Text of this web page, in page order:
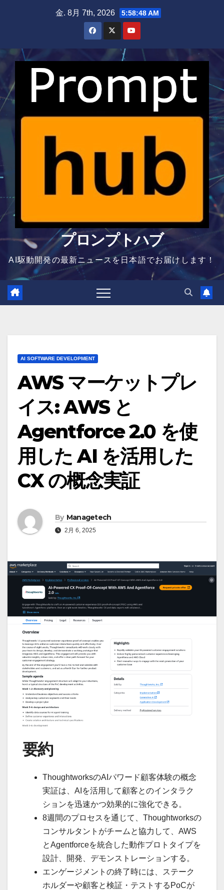
金. 8月 7th, 2026 5:58:49 AM
プロンプトハブ
AI駆動開発の最新ニュースを日本語でお届けします！
AI SOFTWARE DEVELOPMENT
AWS マーケットプレ
イス: AWS と
Agentforce 2.0 を使
用した AI を活用した
CX の概念実証
By Managetech
2月 6, 2025
要約
ThoughtworksのAIパワード顧客体験の概念
実証は、AIを活用して顧客とのインタラク
ションを迅速かつ効果的に強化できる。
8週間のプロセスを通じて、Thoughtworksの
コンサルタントがチームと協力して、AWS
とAgentforceを統合した動作プロトタイプを
設計、開発、デモンストレーションする。
エンゲージメントの終了時には、ステーク
ホルダーや顧客と検証・テストするPoCが